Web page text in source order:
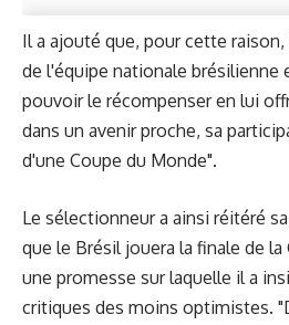
Il a ajouté que, pour cette
de l'équipe nationale brésilienne
pouvoir le récompenser en lui
dans un avenir proche, sa
d'une Coupe du Monde".
Le sélectionneur a ainsi réitéré
que le Brésil jouera la finale de
une promesse sur laquelle il a
critiques des moins optimistes.